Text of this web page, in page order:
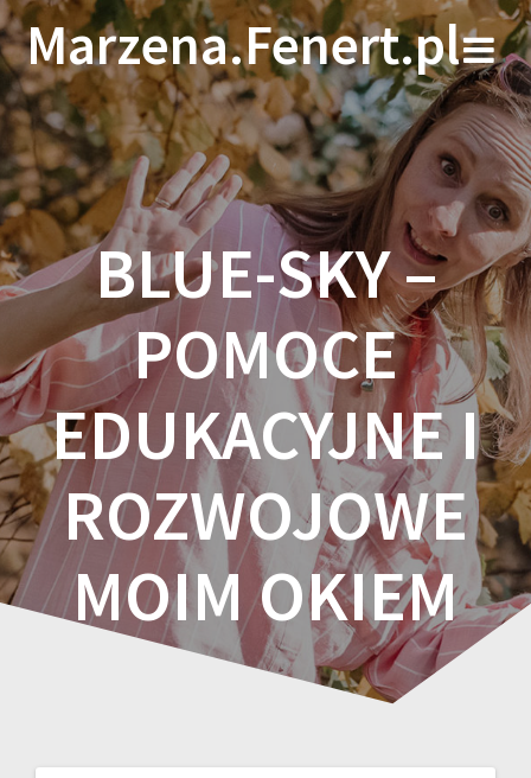
Skip
to
content
Marzena.Fenert.pl
BLUE-SKY –
POMOCE
EDUKACYJNE I
ROZWOJOWE
MOIM OKIEM